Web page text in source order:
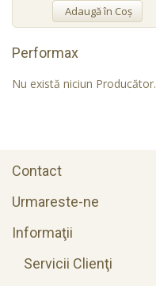
Adaugă în Coş
Performax
Nu există niciun Producător.
Contact
Urmareste-ne
Informaţii
Servicii Clienţi